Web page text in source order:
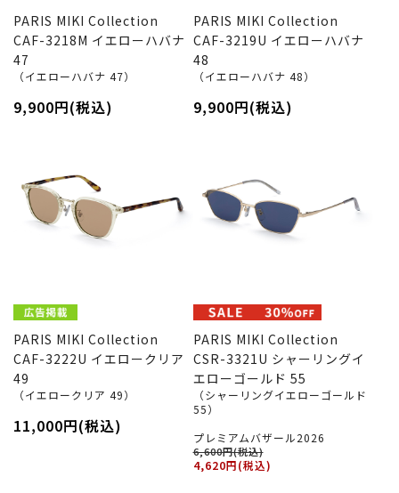
PARIS MIKI Collection
CAF-3218M イエローハバナ
47
（イエローハバナ 47）
9,900円(税込)
PARIS MIKI Collection
CAF-3219U イエローハバナ
48
（イエローハバナ 48）
9,900円(税込)
PARIS MIKI Collection
CAF-3222U イエロークリア
49
（イエロークリア 49）
11,000円(税込)
PARIS MIKI Collection
CSR-3321U シャーリングイ
エローゴールド 55
（シャーリングイエローゴールド
55）
プレミアムバザール2026
6,600円(税込)
4,620円(税込)